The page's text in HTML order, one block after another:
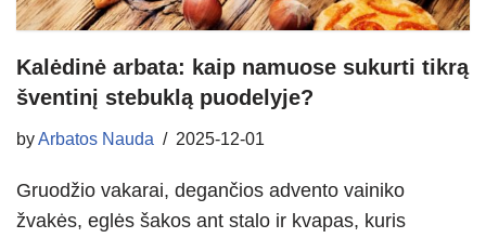
Kalėdinė arbata: kaip namuose sukurti tikrą
šventinį stebuklą puodelyje?
byArbatos Nauda 2025-12-01
Gruodžio vakarai, degančios advento vainiko
žvakės, eglės šakos ant stalo ir kvapas, kuris